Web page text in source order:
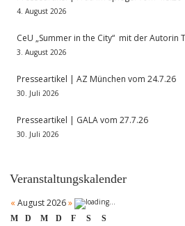
4. August 2026
CeU „Summer in the City“ mit der Autorin
3. August 2026
Presseartikel | AZ München vom 24.7.26
30. Juli 2026
Presseartikel | GALA vom 27.7.26
30. Juli 2026
Veranstaltungskalender
« August 2026»
M D M D F S S